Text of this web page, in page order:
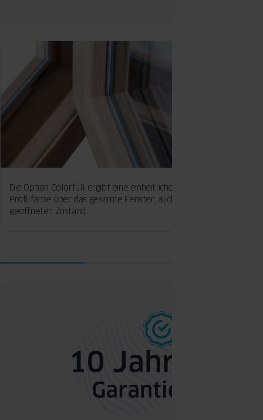
Die Option Colorfull ergibt eine einheitliche
Profilfarbe über das gesamte Fenster, auch im
geöffneten Zustand.